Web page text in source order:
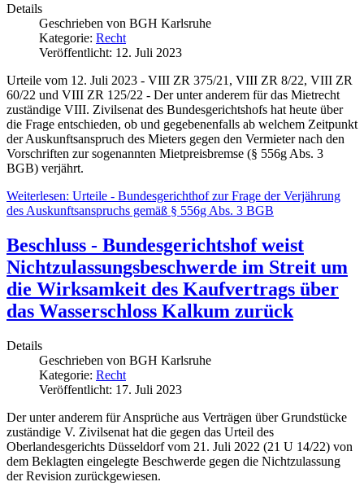
Details
Geschrieben von BGH Karlsruhe
Kategorie: Recht
Veröffentlicht: 12. Juli 2023
Urteile vom 12. Juli 2023 - VIII ZR 375/21, VIII ZR 8/22, VIII ZR
60/22 und VIII ZR 125/22 - Der unter anderem für das Mietrecht
zuständige VIII. Zivilsenat des Bundesgerichtshofs hat heute über
die Frage entschieden, ob und gegebenenfalls ab welchem Zeitpunkt
der Auskunftsanspruch des Mieters gegen den Vermieter nach den
Vorschriften zur sogenannten Mietpreisbremse (§ 556g Abs. 3
BGB) verjährt.
Weiterlesen: Urteile - Bundesgerichthof zur Frage der Verjährung
des Auskunftsanspruchs gemäß § 556g Abs. 3 BGB
Beschluss - Bundesgerichtshof weist
Nichtzulassungsbeschwerde im Streit um
die Wirksamkeit des Kaufvertrags über
das Wasserschloss Kalkum zurück
Details
Geschrieben von BGH Karlsruhe
Kategorie: Recht
Veröffentlicht: 17. Juli 2023
Der unter anderem für Ansprüche aus Verträgen über Grundstücke
zuständige V. Zivilsenat hat die gegen das Urteil des
Oberlandesgerichts Düsseldorf vom 21. Juli 2022 (21 U 14/22) von
dem Beklagten eingelegte Beschwerde gegen die Nichtzulassung
der Revision zurückgewiesen.